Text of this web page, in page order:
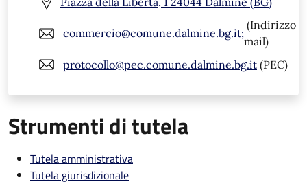
commercio@comune.dalmine.bg.it;
(Indirizzo
mail)
protocollo@pec.comune.dalmine.bg.it (PEC)
Strumenti di tutela
Tutela amministrativa
Tutela giurisdizionale